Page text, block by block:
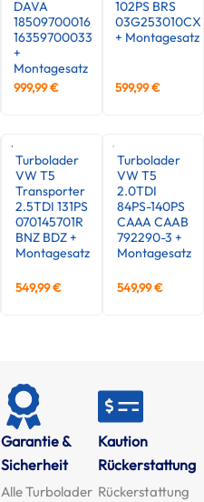
DAVA
18509700016
16359700033
+
Montagesatz
999,99€
102PS BRS
03G253010CX
+ Montagesatz
599,99€
Turbolader
VW T5
Transporter
2.5TDI 131PS
070145701R
BNZ BDZ +
Montagesatz
549,99€
Turbolader
VW T5
2.0TDI
84PS-140PS
CAAA CAAB
792290-3 +
Montagesatz
549,99€
Garantie &
Sicherheit
Alle Turbolader
Kaution
Rückerstattung
Rückerstattung